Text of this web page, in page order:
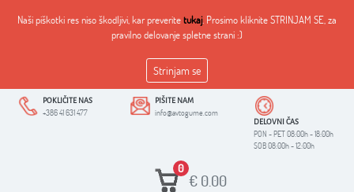
Naši piškotki res niso škodljivi, kar preveritetukaj. Prosimo kliknite STRINJAM SE, za
pravilno delovanje spletne strani :)
Strinjam se
POKLIČITE NAS
+386 41 631 477
PIŠITE NAM
info@avtogume.com
DELOVNI ČAS
PON - PET 08:00h - 18:00h
SOB 08:00h - 12:00h
0
€ 0.00